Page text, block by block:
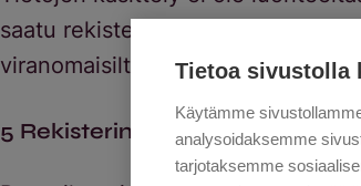
saatu rekisteröidyltä itseltään, on
viranomaisilta ja mediasta.
5 Rekisterin tietosisältö
Tietoa sivustolla
Käytämme
analysoidaksemme
tarjotaksemme